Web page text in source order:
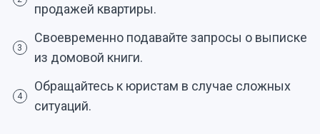
продажей квартиры.
3
Своевременно подавайте запросы о выписке
из домовой книги.
4
Обращайтесь к юристам в случае сложных
ситуаций.